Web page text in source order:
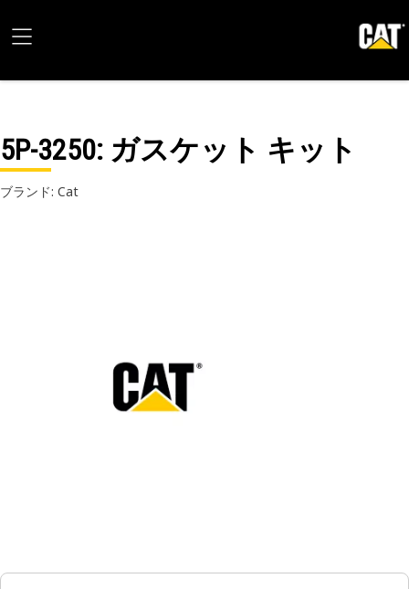
5P-3250: ガスケット キット
ブランド: Cat